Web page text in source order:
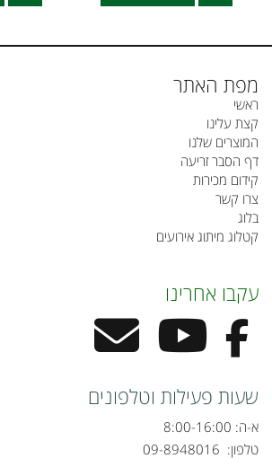
מפת האתר
ראשי
קצת עלינו
המוצרים שלנו
דף הסבר זריעה
קידום מכירות
צרו קשר
בלוג
קטלוג מיתוג אירועים
עקבו אחרינו
שעות פעילות וטלפונים
א-ה: 8:00-16:00
טלפון: